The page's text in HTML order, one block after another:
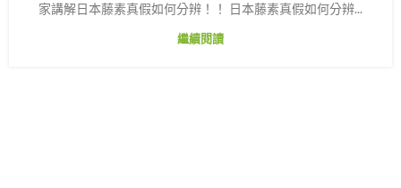
家講解日本藤素真假如何分辨！！ 日本藤素真假如何分辨...
繼續閱讀